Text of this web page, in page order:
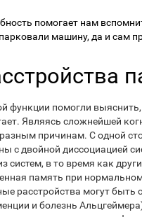
помогает нам
машину, да и сам
функции помогли
Являясь сложнейшей
причинам. С одной
с двойной диссоциацией
в то время как
память при
расстройства могут быть
и болезнь